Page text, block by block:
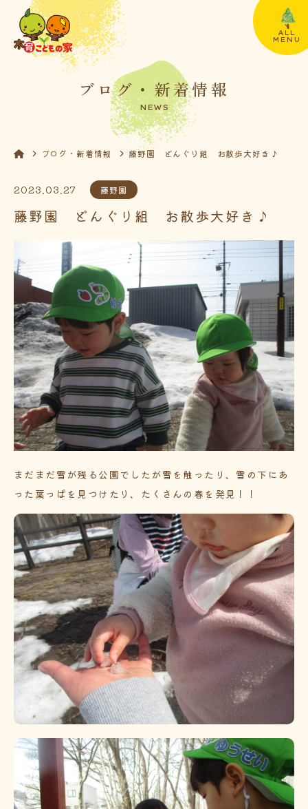
ALL
MENU
ブログ・新着情報
NEWS
ブログ・新着情報 藤野園 どんぐり組 お散歩大好き♪
2023.03.27 藤野園
藤野園 どんぐり組 お散歩大好き♪
まだまだ雪が残る公園でしたが雪を触ったり、雪の下にあ
った葉っぱを見つけたり、たくさんの春を発見！！